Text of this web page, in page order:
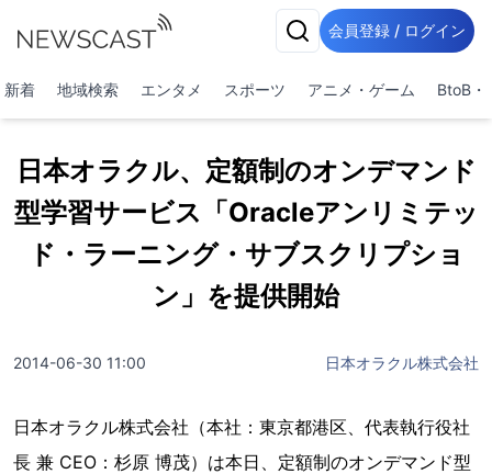
会員登録 / ログイン
新着 地域検索 エンタメ スポーツ アニメ・ゲーム BtoB・
日本オラクル、定額制のオンデマンド
型学習サービス「Oracleアンリミテッ
ド・ラーニング・サブスクリプショ
ン」を提供開始
2014-06-30 11:00 日本オラクル株式会社
日本オラクル株式会社（本社：東京都港区、代表執行役社
長 兼 CEO：杉原 博茂）は本日、定額制のオンデマンド型